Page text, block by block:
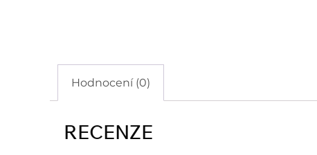
Hodnocení (0)
RECENZE